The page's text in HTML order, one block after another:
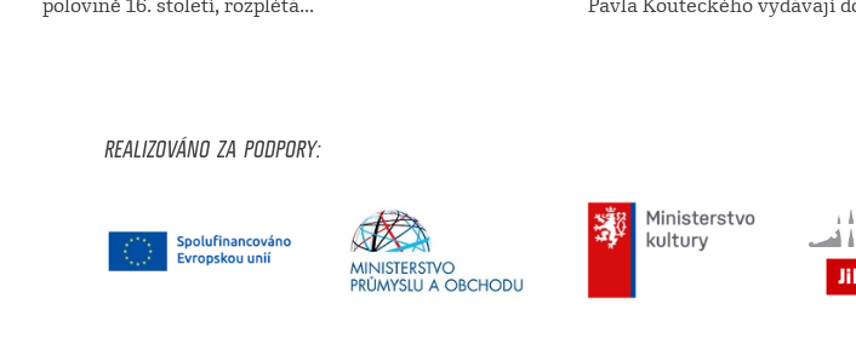
polovině 16. století, rozplétá...
Pavla Kouteckého vydávají
REALIZOVÁNO ZA PODPORY: